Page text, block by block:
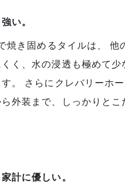
い。
き固めるタイルは、 他
く、水の浸透も極めて
。 さらにクレバリーホ
外装まで、しっかりとこ
計に優しい。